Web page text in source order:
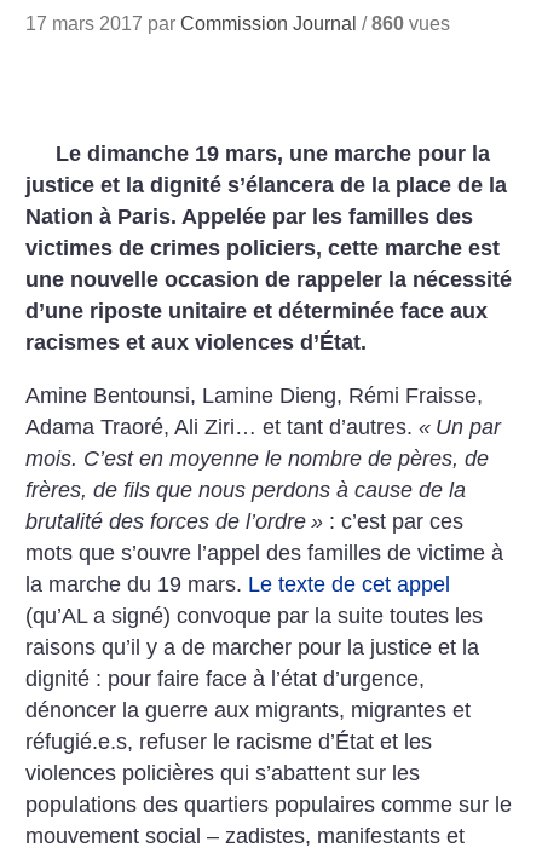
17 mars 2017 parCommission Journal /860 vues
Le dimanche 19 mars, une marche pour la
justice et la dignité s’élancera de la place de la
Nation à Paris. Appelée par les familles des
victimes de crimes policiers, cette marche est
une nouvelle occasion de rappeler la nécessité
d’une riposte unitaire et déterminée face aux
racismes et aux violences d’État.
Amine Bentounsi, Lamine Dieng, Rémi Fraisse,
Adama Traoré, Ali Ziri… et tant d’autres.« Un par
mois. C’est en moyenne le nombre de pères, de
frères, de fils que nous perdons à cause de la
brutalité des forces de l’ordre » : c’est par ces
mots que s’ouvre l’appel des familles de victime à
la marche du 19 mars. Le texte de cet appel
(qu’AL a signé) convoque par la suite toutes les
raisons qu’il y a de marcher pour la justice et la
dignité : pour faire face à l’état d’urgence,
dénoncer la guerre aux migrants, migrantes et
réfugié.e.s, refuser le racisme d’État et les
violences policières qui s’abattent sur les
populations des quartiers populaires comme sur le
mouvement social – zadistes, manifestants et